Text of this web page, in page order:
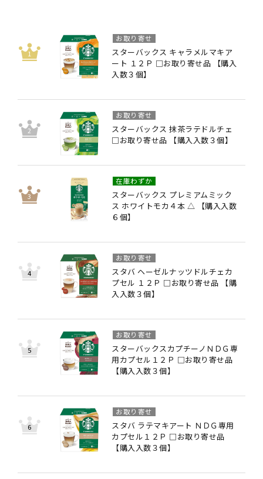
スターバックス キャラメルマキア
ート １２Ｐ □お取り寄せ品 【購入
入数３個】
お取り寄せ
スターバックス 抹茶ラテドルチェ
□お取り寄せ品 【購入入数３個】
お取り寄せ
スターバックス プレミアムミック
ス ホワイトモカ４本 △ 【購入入数
６個】
在庫わずか
スタバ ヘーゼルナッツドルチェカ
プセル １２Ｐ □お取り寄せ品 【購
入入数３個】
お取り寄せ
スターバックスカプチーノＮＤＧ専
用カプセル１２Ｐ □お取り寄せ品
【購入入数３個】
お取り寄せ
スタバ ラテマキアート ＮＤＧ専用
カプセル１２Ｐ □お取り寄せ品
【購入入数３個】
お取り寄せ